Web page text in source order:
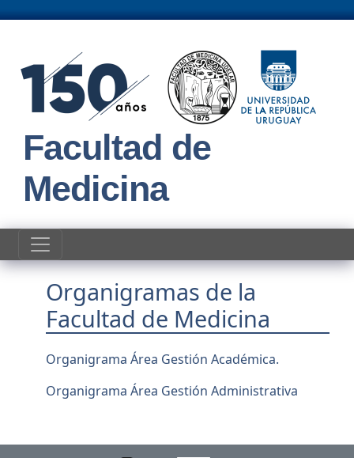
Facultad de
Medicina
Organigramas de la
Facultad de Medicina
Organigrama Área Gestión Académica.
Organigrama Área Gestión Administrativa